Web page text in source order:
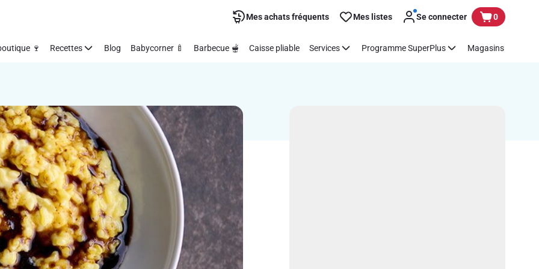
Mes achats fréquents Mes listes Se connecter 0
🍷 Recettes Blog Babycorner 🍼 Barbecue 🫕 Caisse pliable Services Programme SuperPlus Magasins